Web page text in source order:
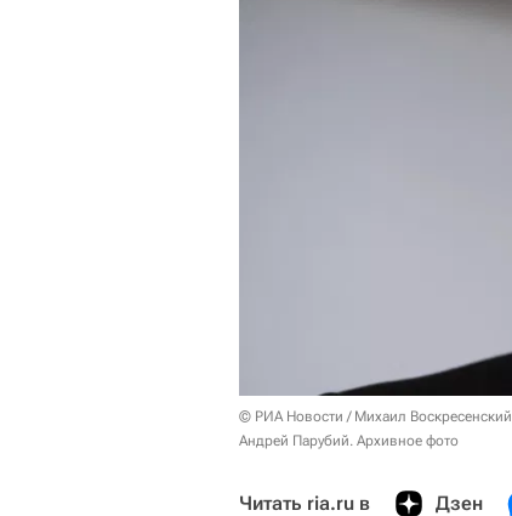
© РИА Новости / Михаил Воскресенский
Андрей Парубий. Архивное фото
Читать ria.ru в Дзен